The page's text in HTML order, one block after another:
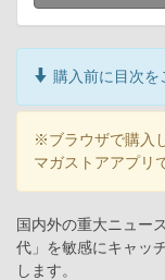
購入前に目次を
※ブラウザで購入
マガストアアプリ
国内外の重大ニュー
代」を敏感にキャッ
します。